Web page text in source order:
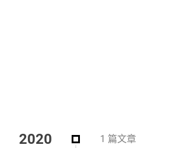
2020 1 篇文章